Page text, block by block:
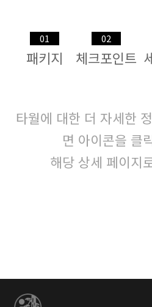
01
패키지
02
체크포인트
타월에 대한 더 자세한
면 아이콘을 클
해당 상세 페이지